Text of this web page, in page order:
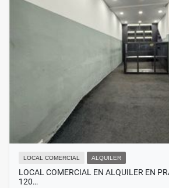
LOCAL COMERCIAL ALQUILER
LOCAL COMERCIAL EN ALQUILER EN
120…